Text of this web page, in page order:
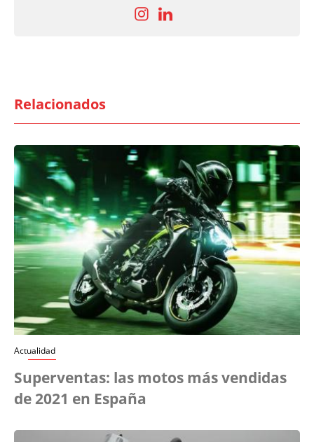
Relacionados
Actualidad
Superventas: las motos más vendidas
de 2021 en España